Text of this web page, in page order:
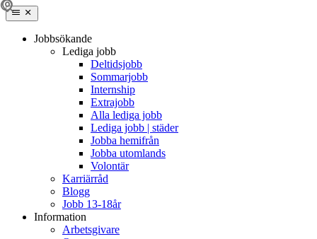
Jobbsökande
Lediga jobb
Deltidsjobb
Sommarjobb
Internship
Extrajobb
Alla lediga jobb
Lediga jobb | städer
Jobba hemifrån
Jobba utomlands
Volontär
Karriärråd
Blogg
Jobb 13-18år
Information
Arbetsgivare